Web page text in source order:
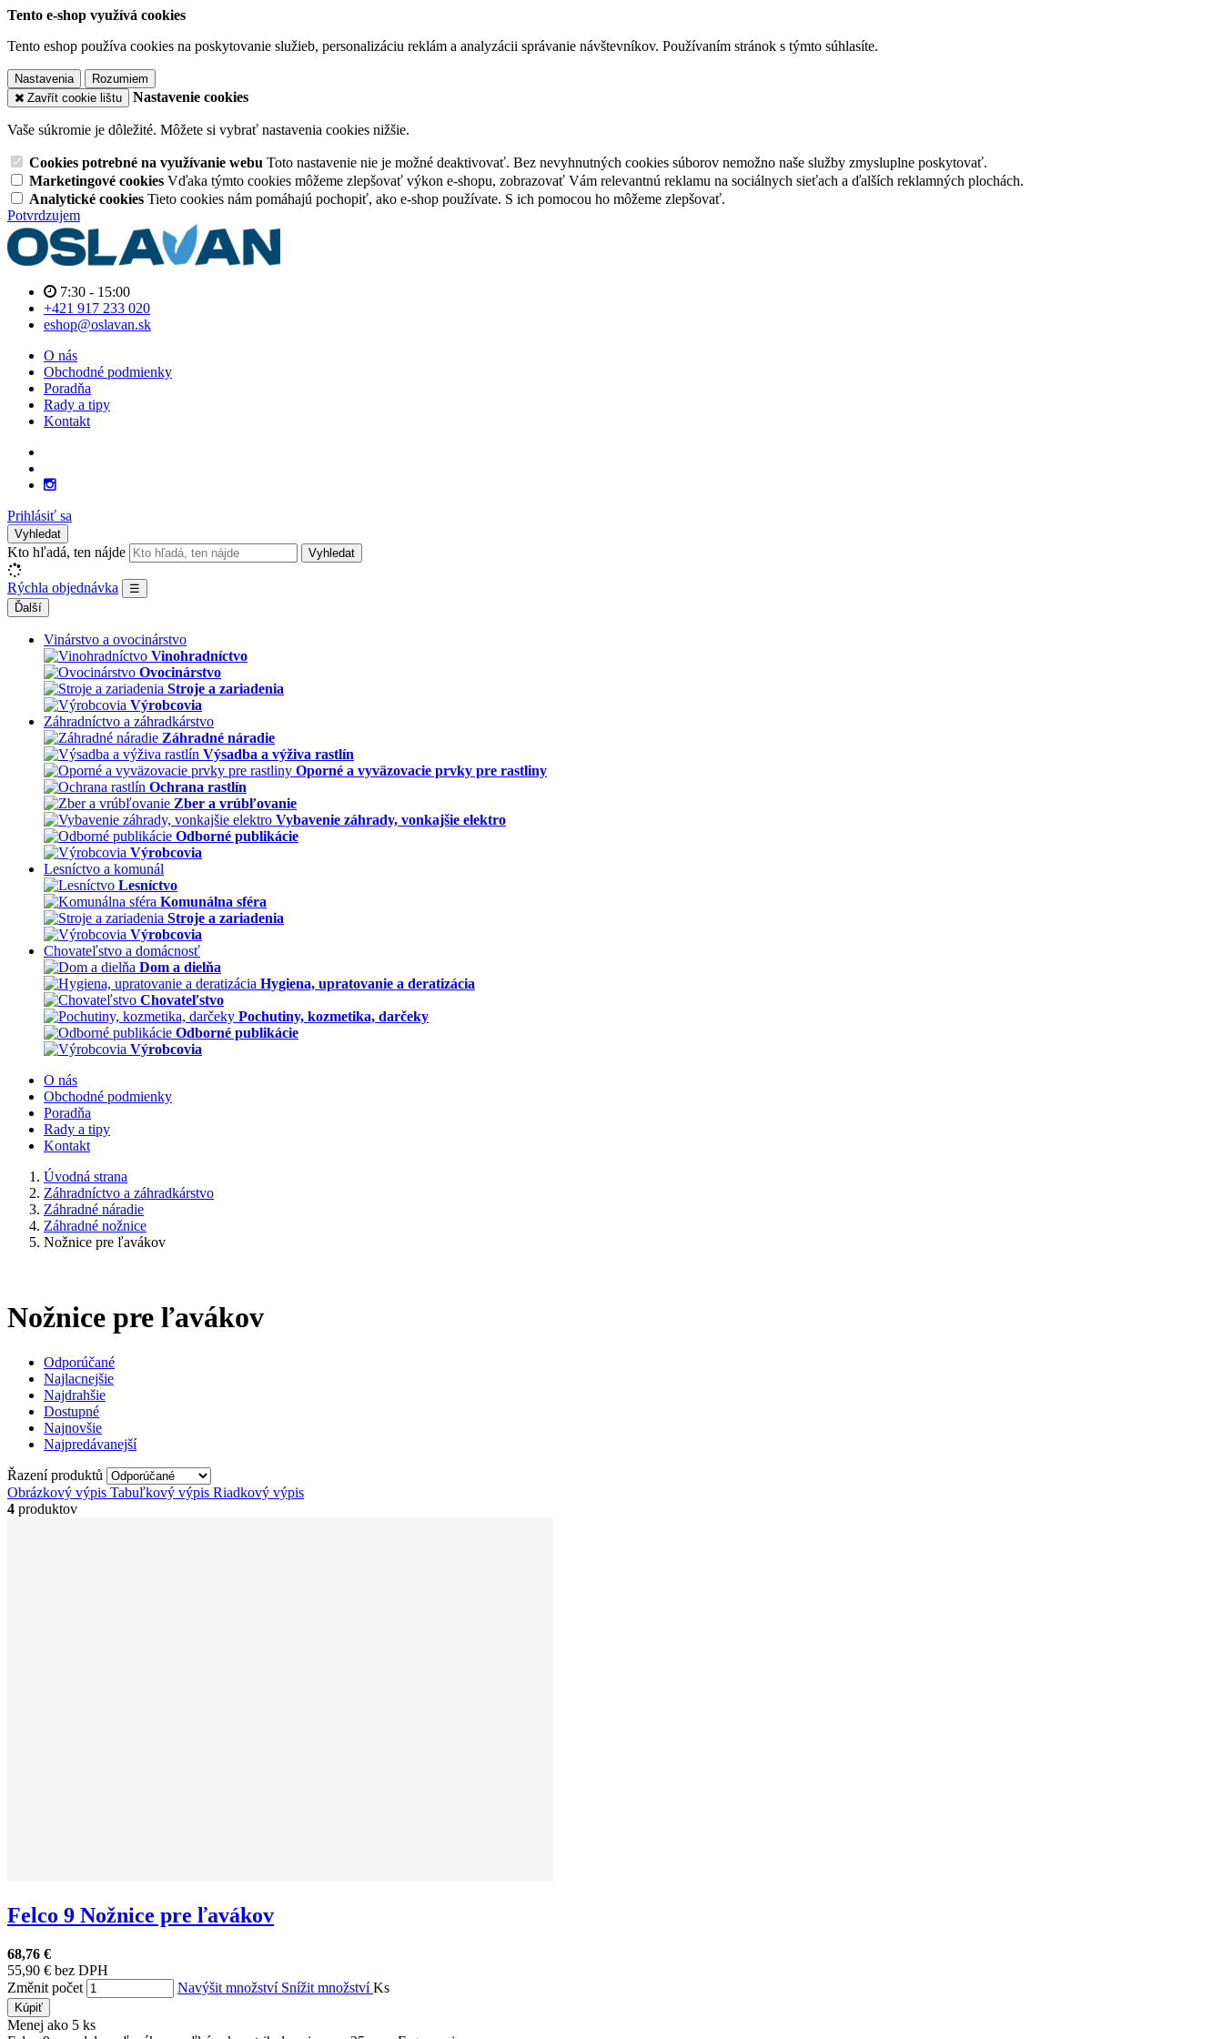
Tento e-shop využívá cookies
Tento eshop používa cookies na poskytovanie služieb, personalizáciu reklám a analyzácii správanie návštevníkov. Používaním stránok s týmto súhlasíte.
Nastavenia
Rozumiem
Zavřít cookie lištu
Nastavenie cookies
Vaše súkromie je dôležité. Môžete si vybrať nastavenia cookies nižšie.
Cookies potrebné na využívanie webu Toto nastavenie nie je možné deaktivovať. Bez nevyhnutných cookies súborov nemožno naše služby zmysluplne poskytovať.
Marketingové cookies Vďaka týmto cookies môžeme zlepšovať výkon e-shopu, zobrazovať Vám relevantnú reklamu na sociálnych sieťach a ďalších reklamných plochách.
Analytické cookies Tieto cookies nám pomáhajú pochopiť, ako e-shop používate. S ich pomocou ho môžeme zlepšovať.
Potvrdzujem
7:30 - 15:00
+421 917 233 020
eshop@oslavan.sk
O nás
Obchodné podmienky
Poradňa
Rady a tipy
Kontakt
Prihlásiť sa
Vyhledat
Kto hľadá, ten nájde Vyhledat
Rýchla objednávka
☰
Ďalší
Vinárstvo a ovocinárstvo
Vinohradníctvo
Ovocinárstvo
Stroje a zariadenia
Výrobcovia
Záhradníctvo a záhradkárstvo
Záhradné náradie
Výsadba a výživa rastlín
Oporné a vyväzovacie prvky pre rastliny
Ochrana rastlín
Zber a vrúbľovanie
Vybavenie záhrady, vonkajšie elektro
Odborné publikácie
Výrobcovia
Lesníctvo a komunál
Lesníctvo
Komunálna sféra
Stroje a zariadenia
Výrobcovia
Chovateľstvo a domácnosť
Dom a dielňa
Hygiena, upratovanie a deratizácia
Chovateľstvo
Pochutiny, kozmetika, darčeky
Odborné publikácie
Výrobcovia
O nás
Obchodné podmienky
Poradňa
Rady a tipy
Kontakt
Úvodná strana
Záhradníctvo a záhradkárstvo
Záhradné náradie
Záhradné nožnice
Nožnice pre ľavákov
Nožnice pre ľavákov
Odporúčané
Najlacnejšie
Najdrahšie
Dostupné
Najnovšie
Najpredávanejší
Řazení produktů
Obrázkový výpis Tabuľkový výpis Riadkový výpis
4 produktov
Felco 9 Nožnice pre ľavákov
68,76 €
55,90 € bez DPH
Změnit počet
Navýšit množství Snížit množstvíKs
Kúpiť
Menej ako 5 ks